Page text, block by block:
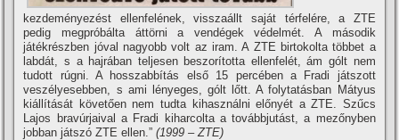
kezdeményezést ellenfelének, visszaállt saját térfelére, a ZTE
pedig megpróbálta áttörni a vendégek védelmét. A második
játékrészben jóval nagyobb volt az iram. A ZTE birtokolta többet a
labdát, s a hajrában teljesen beszorí­totta ellenfelét, ám gólt nem
tudott rúgni. A hosszabbí­tás első 15 percében a Fradi játszott
veszélyesebben, s ami lényeges, gólt lőtt. A folytatásban Mátyus
kiállí­tását követően nem tudta kihasználni előnyét a ZTE. Szűcs
Lajos bravúrjaival a Fradi kiharcolta a továbbjutást, a mezőnyben
jobban játszó ZTE ellen.”(1999 – ZTE)